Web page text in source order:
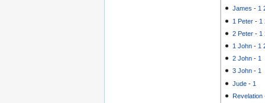
James -1
1 Peter - 1
2 Peter - 1
1 John - 1
2 John - 1
3 John -1
Jude - 1
Revelation